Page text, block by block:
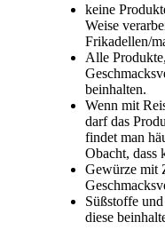
keine
Weise
Frikadellen/
Alle
beinhalten.
Wenn mit
darf das
findet man
Obacht, dass
Gewürze mit
Süßstoffe
diese